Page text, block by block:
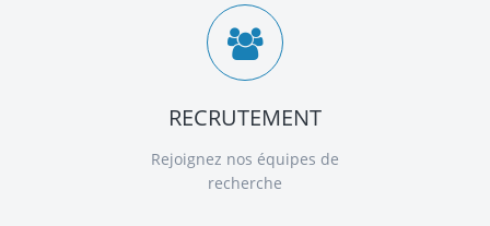
RECRUTEMENT
Rejoignez nos équipes de
recherche